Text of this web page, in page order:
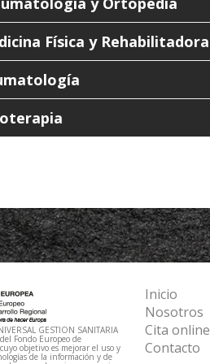
Física y Rehabilitadora
GESTION SANITARIA
Fondo Europeo de
objetivo es mejorar el uso y
de la información y de
Inicio
Nosotros
Cita online
Contacto